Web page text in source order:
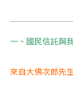
一、國民信託與
來自大佛次郎先